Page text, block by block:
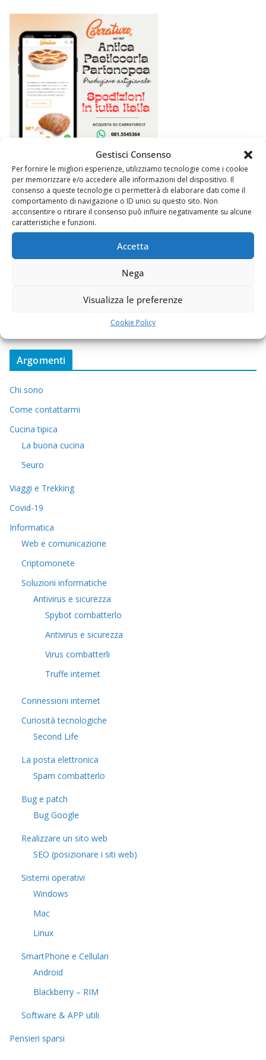
Gestisci Consenso
Per fornire le migliori esperienze, utilizziamo tecnologie come i cookie
per memorizzare e/o accedere alle informazioni del dispositivo. Il
consenso a queste tecnologie ci permetterà di elaborare dati come il
comportamento di navigazione o ID unici su questo sito. Non
acconsentire o ritirare il consenso può influire negativamente su alcune
caratteristiche e funzioni.
Accetta
Nega
Visualizza le preferenze
Cookie Policy
Argomenti
Chi sono
Come contattarmi
Cucina tipica
La buona cucina
5euro
Viaggi e Trekking
Covid-19
Informatica
Web e comunicazione
Criptomonete
Soluzioni informatiche
Antivirus e sicurezza
Spybot combatterlo
Antivirus e sicurezza
Virus combatterli
Truffe internet
Connessioni internet
Curiosità tecnologiche
​Second Life
La posta elettronica
Spam combatterlo
Bug e patch
Bug Google
Realizzare un sito web
SEO (posizionare i siti web)
Sistemi operativi
Windows
Mac
Linux
SmartPhone e Cellulari
Android
Blackberry – RIM
Software & APP utili
Pensieri sparsi